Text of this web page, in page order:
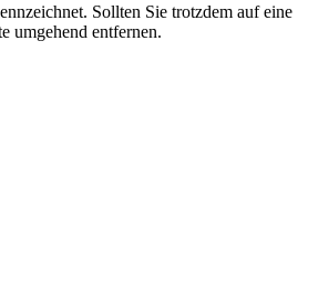
Sollten Sie trotzdem auf eine
umgehend entfernen.